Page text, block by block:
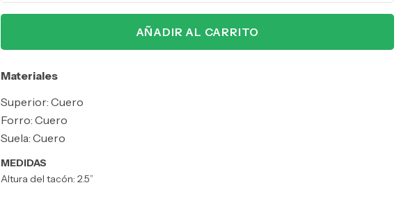
AÑADIR AL CARRITO
Materiales
Superior: Cuero
Forro: Cuero
Suela: Cuero
MEDIDAS
Altura del tacón: 2.5”